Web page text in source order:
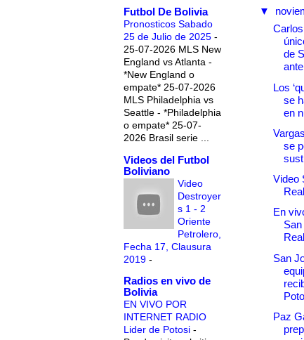
Futbol De Bolivia
Pronosticos Sabado
25 de Julio de 2025 -
25-07-2026 MLS New
England vs Atlanta -
*New England o
empate* 25-07-2026
MLS Philadelphia vs
Seattle - *Philadelphia
o empate* 25-07-
2026 Brasil serie ...
Videos del Futbol
Boliviano
Video
Destroyer
s 1 - 2
Oriente
Petrolero,
Fecha 17, Clausura
2019 -
Radios en vivo de
Bolivia
EN VIVO POR
INTERNET RADIO
Lider de Potosi -
▼
de
Los
se
en
se
Video
En
San
Paz